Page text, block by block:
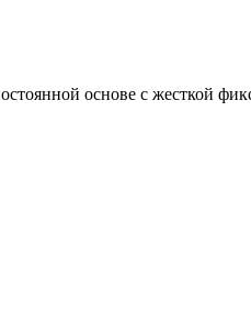
основе с жесткой